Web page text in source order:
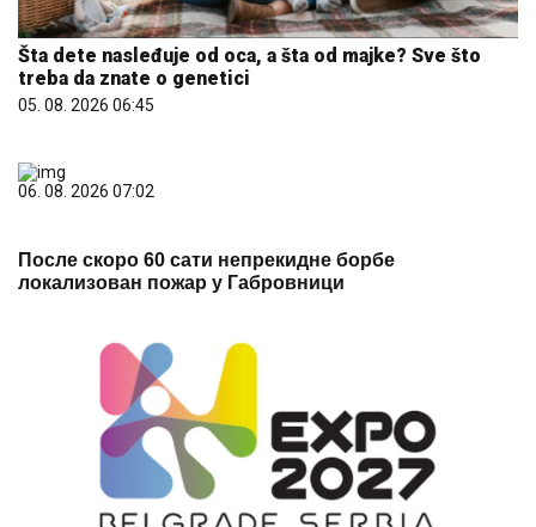
Šta dete nasleđuje od oca, a šta od majke? Sve što
treba da znate o genetici
05. 08. 2026 06:45
06. 08. 2026 07:02
После скоро 60 сати непрекидне борбе
локализован пожар у Габровници